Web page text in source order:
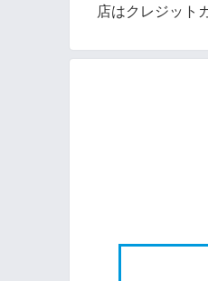
店はクレジット